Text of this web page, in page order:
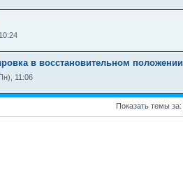
в восстановительном положении
11:06
Показать темы за: